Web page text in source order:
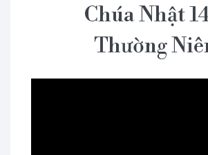
Chúa Nhật
Thường